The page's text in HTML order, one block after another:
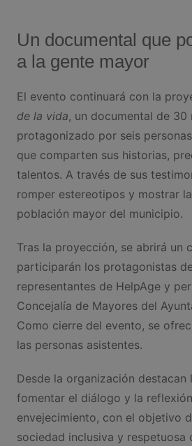
Un documental que
a la gente mayor
El evento continuará con la
de la vida, un documental de 30
protagonizado por seis
que comparten sus historias,
talentos. A través de sus
romper estereotipos y mostrar
población mayor del municipio.
Tras la proyección, se abrirá un
participarán los protagonistas
representantes de HelpAge y
Concejalía de Mayores del
Como cierre del evento, se
las personas asistentes.
Desde la organización
fomentar el diálogo y la
envejecimiento, con el objetivo
sociedad inclusiva y respetuosa